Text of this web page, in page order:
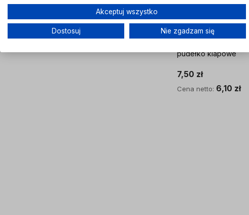
pudełko klapowe
7,50 zł
Cena netto: 6,10 zł
Akceptuj wszystko
Dostosuj Nie zgadzam się